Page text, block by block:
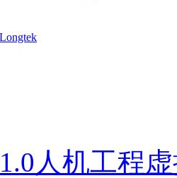
Longtek
人机工程